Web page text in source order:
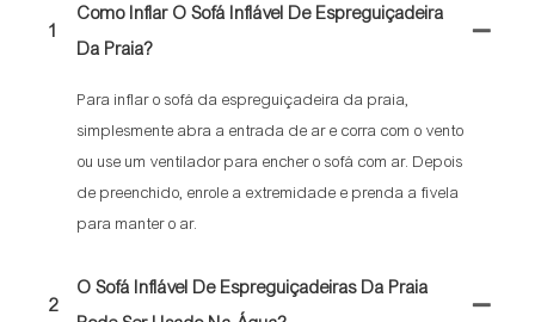
1
Como Inflar O Sofá Inflável De Espreguiçadeira
Da Praia?
Para inflar o sofá da espreguiçadeira da praia,
simplesmente abra a entrada de ar e corra com o vento
ou use um ventilador para encher o sofá com ar. Depois
de preenchido, enrole a extremidade e prenda a fivela
para manter o ar.
2
O Sofá Inflável De Espreguiçadeiras Da Praia